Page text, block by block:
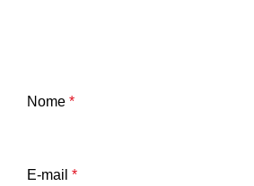
Nome *
E-mail *